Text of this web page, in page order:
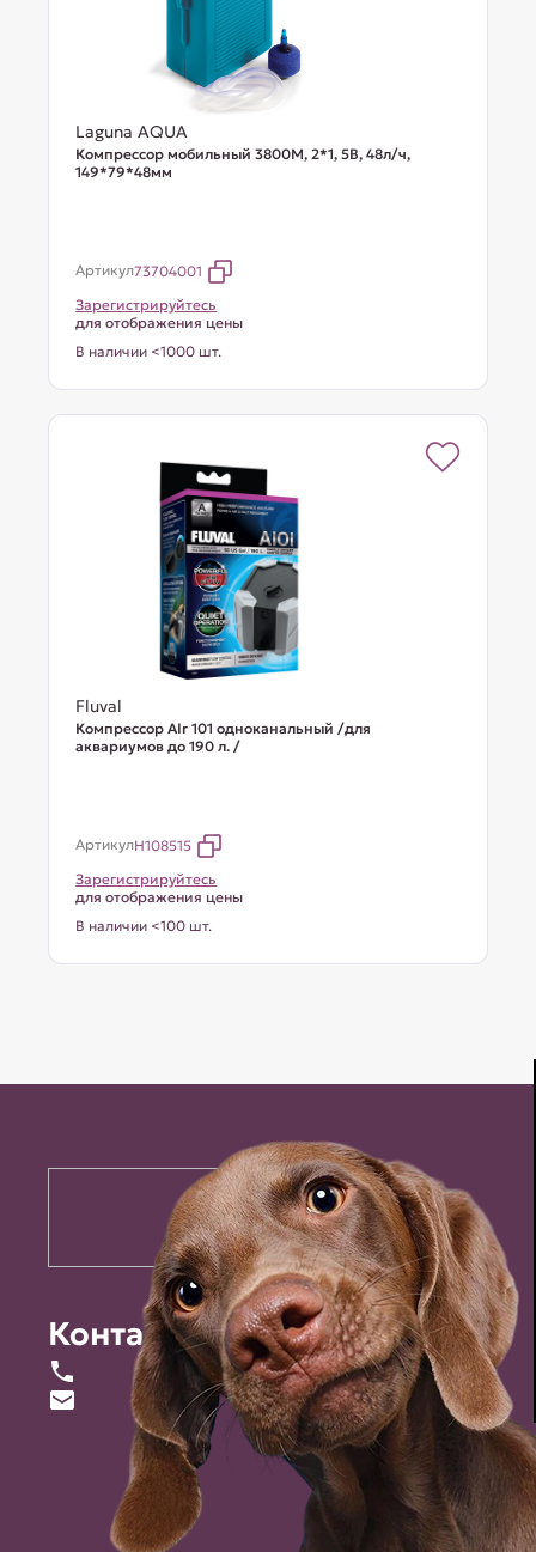
Laguna AQUA
Компрессор мобильный 3800М, 2*1, 5В, 48л/ч,
149*79*48мм
Артикул73704001
Зарегистрируйтесь
для отображения цены
В наличии <1000 шт.
Fluval
Компрессор AIr 101 одноканальный /для
аквариумов до 190 л. /
АртикулH108515
Зарегистрируйтесь
для отображения цены
В наличии <100 шт.
Контакты